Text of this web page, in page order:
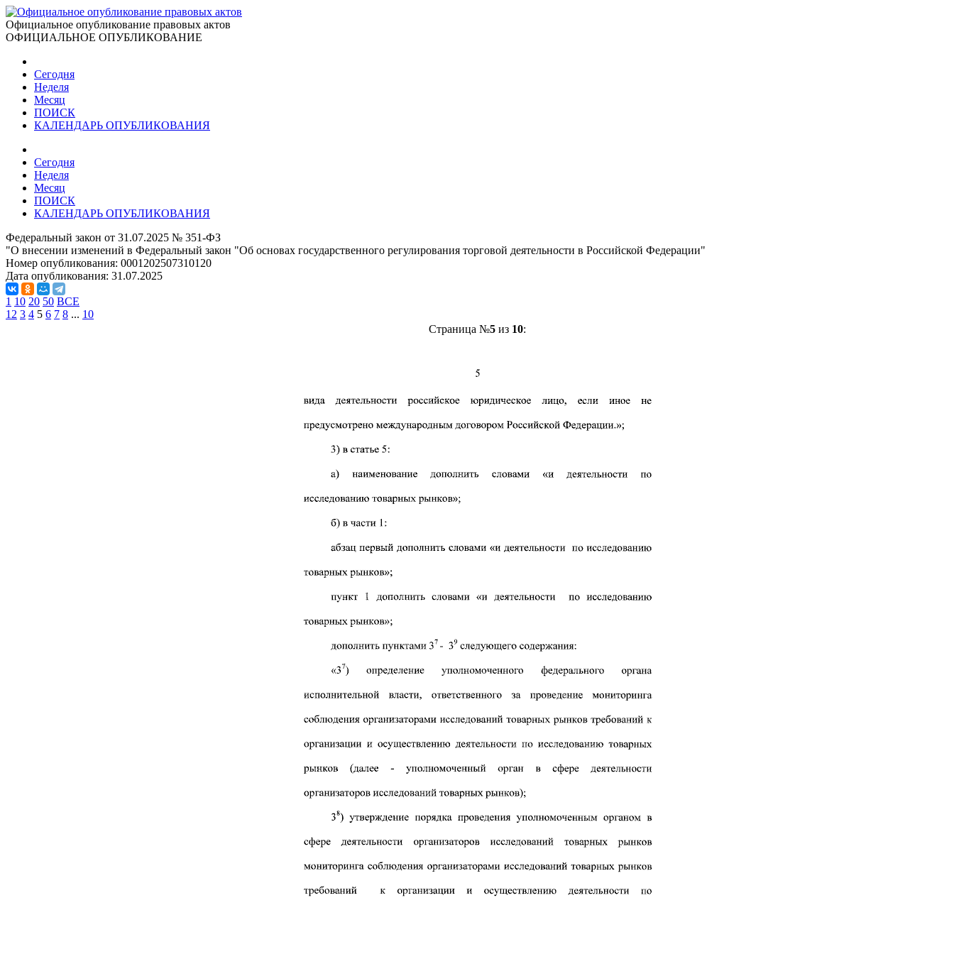
Официальное опубликование правовых актов
ОФИЦИАЛЬНОЕ ОПУБЛИКОВАНИЕ
Сегодня
Неделя
Месяц
ПОИСК
КАЛЕНДАРЬ ОПУБЛИКОВАНИЯ
Сегодня
Неделя
Месяц
ПОИСК
КАЛЕНДАРЬ ОПУБЛИКОВАНИЯ
Федеральный закон от 31.07.2025 № 351-ФЗ
"О внесении изменений в Федеральный закон "Об основах государственного регулирования торговой деятельности в Российской Федерации"
Номер опубликования: 0001202507310120
Дата опубликования: 31.07.2025
1 10 20 50 ВСЕ
1 2 3 4 5 6 7 8 ... 10
Страница №5из 10: